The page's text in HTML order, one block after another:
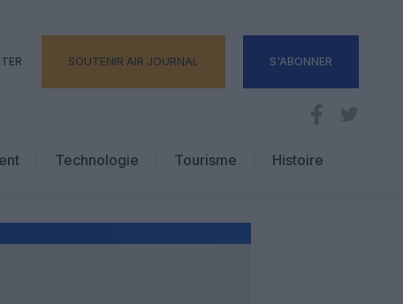
SOUTENIR AIR JOURNAL S'ABONNER
Technologie
Tourisme
Hôtellerie
Histoire